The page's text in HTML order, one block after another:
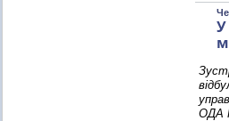
У
ОДА